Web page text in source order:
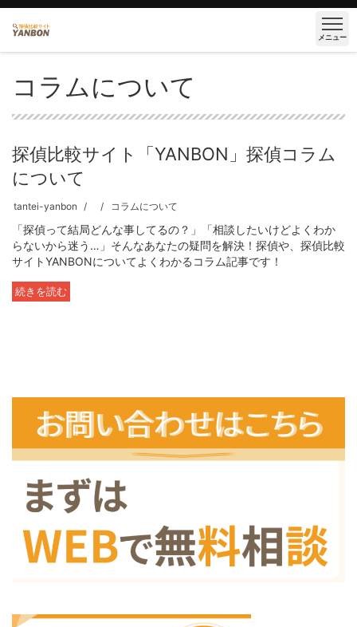
メニュー
コラムについて
探偵比較サイト「YANBON」探偵コラム
について
tantei-yanbon コラムについて
「探偵って結局どんな事してるの？」「相談したいけどよくわか
らないから迷う…」そんなあなたの疑問を解決！探偵や、探偵比較
サイトYANBONについてよくわかるコラム記事です！
続きを読む